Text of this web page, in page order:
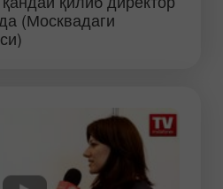
(Москвадаги